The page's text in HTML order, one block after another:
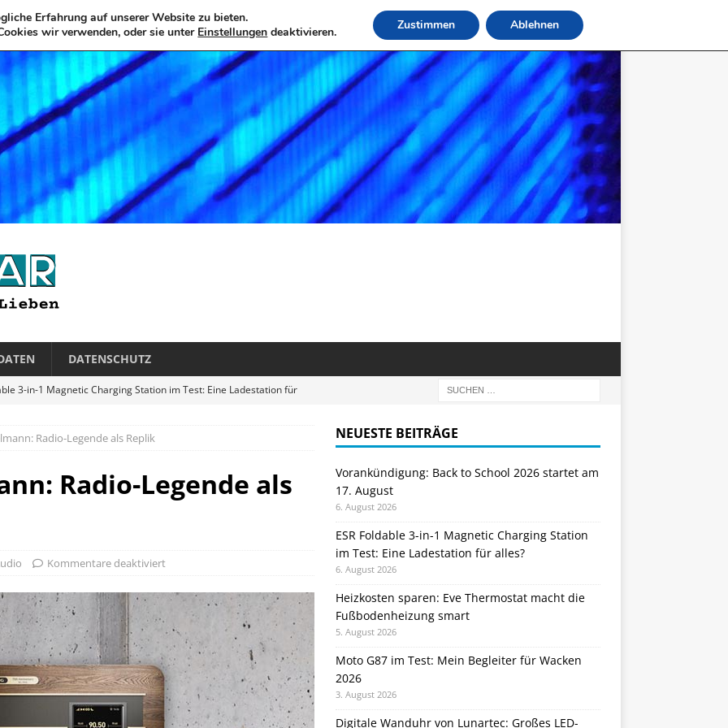
DATENSCHUTZ
3-in-1 Magnetic Charging Station im Test: Eine Ladestation für
sparen: Eve Thermostat macht die Fußbodenheizung smart
im Test: Mein Begleiter für Wacken 2026
Radio-Legende als Replik
Radio-Legende als
Kommentare deaktiviert
NEUESTE BEITRÄGE
Vorankündigung: Back to School 2026 startet am
17. August
6. August 2026
ESR Foldable 3-in-1 Magnetic Charging Station
im Test: Eine Ladestation für alles?
6. August 2026
Heizkosten sparen: Eve Thermostat macht die
Fußbodenheizung smart
5. August 2026
Moto G87 im Test: Mein Begleiter für Wacken
2026
3. August 2026
Digitale Wanduhr von Lunartec: Großes LED-
Erfahrung auf unserer Website zu bieten.
wir verwenden, oder sie unter Einstellungen deaktivieren. Zustimmen Ablehnen